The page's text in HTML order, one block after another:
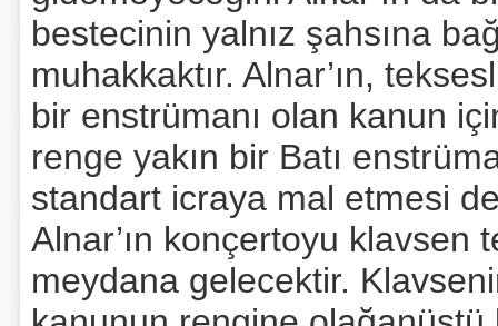
bestecinin yalnız şahsına
muhakkaktır. Alnar’ın,
bir enstrümanı olan kanun
renge yakın bir Batı
standart icraya mal etmesi
Alnar’ın konçertoyu
meydana gelecektir.